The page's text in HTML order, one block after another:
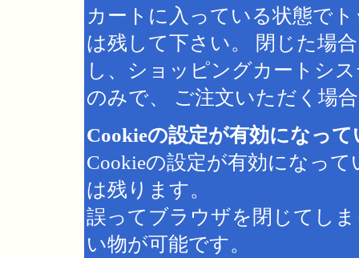
カートに入っている状態で
は残して下さい。 閉じた場
し、ショッピングカートシ
のみで、 ご注文いただく場
Cookieの設定が有効になっ
Cookieの設定が有効になっ
は残ります。
誤ってブラウザを閉じてし
い物が可能です。